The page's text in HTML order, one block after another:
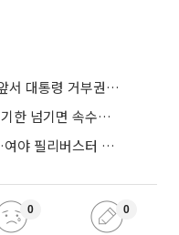
與, 형소법 대국민 보고 vs 野, 靑 앞서 대통령 거부권 촉구
경찰 수사 기다리다 피의자 석방…기한 넘기면 속수무책
‘보완수사권 폐지법’ 본회의 상정…여야 필리버스터 대치
0 0